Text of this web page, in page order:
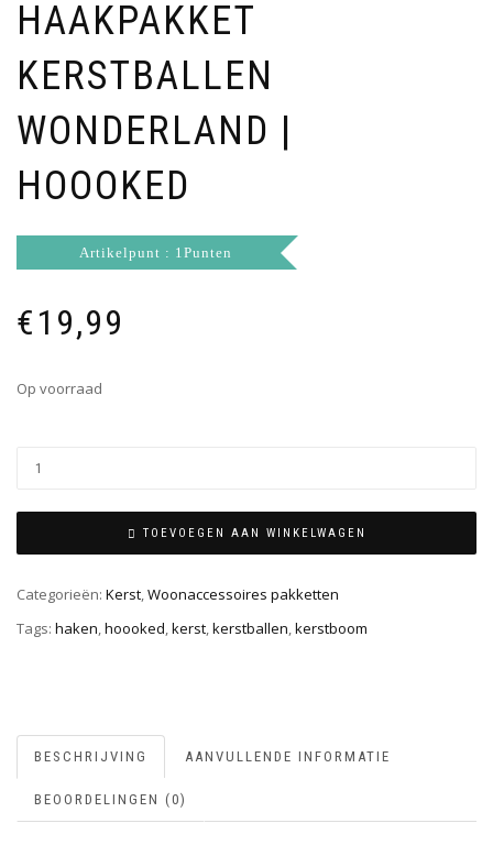
HAAKPAKKET
KERSTBALLEN
WONDERLAND |
HOOOKED
Artikelpunt : 1Punten
€19,99
Op voorraad
TOEVOEGEN AAN WINKELWAGEN
Categorieën: Kerst,Woonaccessoires pakketten
Tags: haken,hoooked,kerst,kerstballen,kerstboom
BESCHRIJVING AANVULLENDE INFORMATIE
BEOORDELINGEN (0)